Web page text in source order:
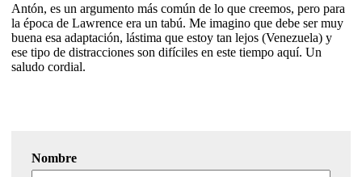
Antón, es un argumento más común de lo que creemos, pero para
la época de Lawrence era un tabú. Me imagino que debe ser muy
buena esa adaptación, lástima que estoy tan lejos (Venezuela) y
ese tipo de distracciones son difíciles en este tiempo aquí. Un
saludo cordial.
Nombre